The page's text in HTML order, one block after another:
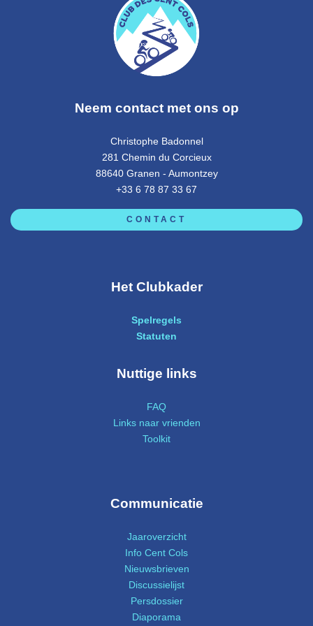
Neem contact met ons op
Christophe Badonnel
281 Chemin du Corcieux
88640 Granen - Aumontzey
+33 6 78 87 33 67
CONTACT
Het Clubkader
Spelregels
Statuten
Nuttige links
FAQ
Links naar vrienden
Toolkit
Communicatie
Jaaroverzicht
Info Cent Cols
Nieuwsbrieven
Discussielijst
Persdossier
Diaporama